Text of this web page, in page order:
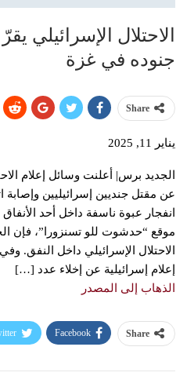
جنوده في غزة
Share
يناير 11, 2025
الجديد برس| أعلنت وسائل إعلام
عن مقتل جنديين إسرائيليين
انفجار عبوة ناسفة داخل أحد
موقع “حدشوت للو تسنزورا”، فإن
الاحتلال الإسرائيلي داخل النفق.
إعلام إسرائيلية عن إخلاء عدد […]
الذهاب إلى المصدر
Share
Facebook